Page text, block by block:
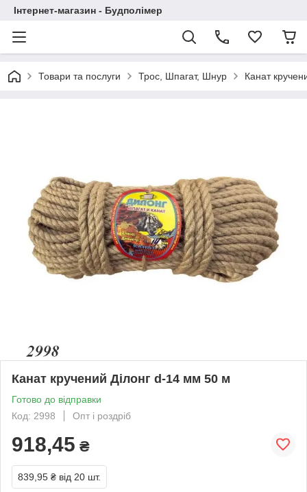
Інтернет-магазин - Будполімер
Товари та послуги Трос, Шпагат, Шнур Канат
Канат кручений Ділонг d-14 мм 50 м
Готово до відправки
Код: 2998
Опт і роздріб
918,45 ₴
839,95 ₴ від 20 шт.